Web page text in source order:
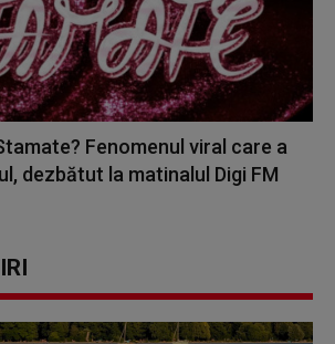
Fenomenul viral care a
dezbătut la matinalul Digi FM